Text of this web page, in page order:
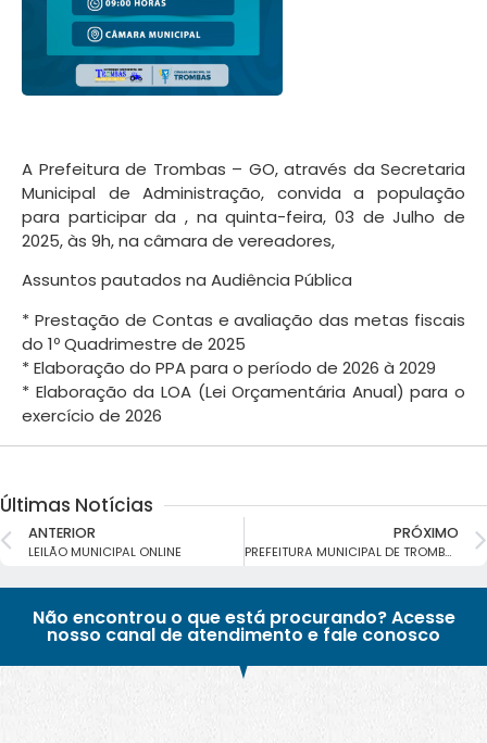
A Prefeitura de Trombas – GO, através da Secretaria
Municipal de Administração, convida a população
para participar da , na quinta-feira, 03 de Julho de
2025, às 9h, na câmara de vereadores,
Assuntos pautados na Audiência Pública
* Prestação de Contas e avaliação das metas fiscais
do 1º Quadrimestre de 2025
* Elaboração do PPA para o período de 2026 à 2029
* Elaboração da LOA (Lei Orçamentária Anual) para o
exercício de 2026
Últimas Notícias
ANTERIOR
LEILÃO MUNICIPAL ONLINE
PRÓXIMO
PREFEITURA MUNICIPAL DE TROMBAS ABRE CONSULTA PÚBLICA SOBRE A POLÍTICA NACIONAL ALDIR BLANC DE FOMENTO À CULTURA
Não encontrou o que está procurando? Acesse
nosso canal de atendimento e fale conosco